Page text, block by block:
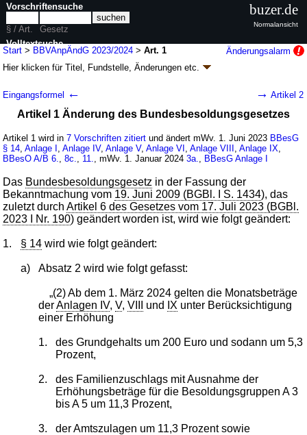
Start > BBVAnpÄndG 2023/2024 >Art. 1
Änderungsalarm
Hier klicken fürTitel, Fundstelle, Änderungen etc.
Bundesbesoldung und -versorgung für die
Jahre 2023 und 2024 sowie zur Änderung
weiterer dienstrechtlicher Vorschriften
(BBVAnpÄndG 2023/2024)
G. v. 22.12.2023 BGBl. 2023 I Nr. 414 ; zuletzt geändert durch Artikel 16
v. 18.12.2024
BGBl. 2024 I Nr. 423
Geltung ab 01.06.2023, abweichend sieheArtikel 25
29 Änderungen
| Drucksachen / Entwurf / Begründung |
wird in 10 Vorschriften zitiert
Eingangsformel ← → Artikel 2
Artikel 1 Änderung des Bundesbesoldungsgesetzes
Artikel 1 wird in7 Vorschriften zitiert und ändert mWv. 1. Juni 2023 BBesG
§ 14 ,Anlage I ,Anlage IV,Anlage V,Anlage VI ,Anlage VIII ,Anlage IX
BBesO A/B 6. ,8c. 11. , mWv. 1. Januar 20243a. BBesG Anlage I
Das Bundesbesoldungsgesetz in der Fassung der
Bekanntmachung vom 19. Juni 2009 (BGBl. I S. 1434), das
zuletzt durchArtikel 6 des Gesetzes vom 17. Juli 2023 (BGBl.
2023 I Nr. 190) geändert worden ist, wird wie folgt geändert:
1. § 14 wird wie folgt geändert:
a) Absatz 2 wird wie folgt gefasst:
„(2) Ab dem 1. März 2024 gelten die Monatsbeträge
derAnlagen IV, V, VIII und IX unter Berücksichtigung
einer Erhöhung
1.
des Grundgehalts um 200 Euro und sodann um 5,3
Prozent,
2.
des Familienzuschlags mit Ausnahme der
Erhöhungsbeträge für die Besoldungsgruppen A 3
bis A 5 um 11,3 Prozent,
3. der Amtszulagen um 11,3 Prozent sowie
Vorschriftensuche
§ / Art.
Gesetz
Volltextsuche
nur in BBVAnpÄndG 2023/2024
buzer.de
Normalansicht